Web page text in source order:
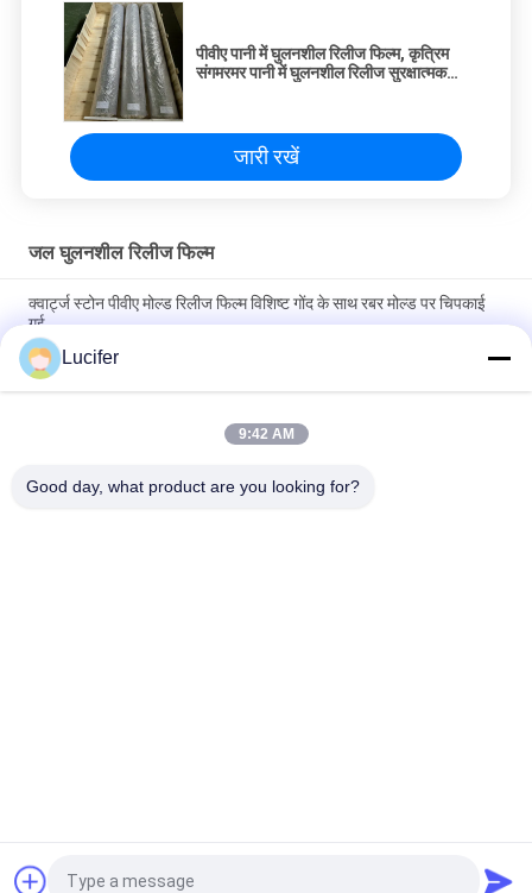
पीवीए पानी में घुलनशील रिलीज फिल्म, कृत्रिम
संगमरमर पानी में घुलनशील रिलीज सुरक्षात्मक
जारी रखें
जल घुलनशील रिलीज फिल्म
क्वार्ट्ज स्टोन पीवीए मोल्ड रिलीज फिल्म विशिष्ट गोंद के साथ रबर मोल्ड पर चिपकाई
गई
क्वार्ट्ज पत्थर की चादरों के लिए 1850mmx1000mx38micron PVA रिलीज़
फिल्म
उच्च तापमान / शक्ति के साथ 1840mmx1000mx30micron पीवीए पानी में
Lucifer
9:42 AM
Good day, what product are you looking for?